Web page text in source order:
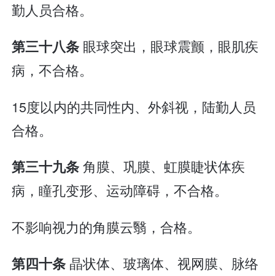
勤人员合格。
第三十八条 眼球突出，眼球震颤，眼肌疾
病，不合格。
15度以内的共同性内、外斜视，陆勤人员
合格。
第三十九条角膜、巩膜、虹膜睫状体疾
病，瞳孔变形、运动障碍，不合格。
不影响视力的角膜云翳，合格。
第四十条 晶状体、玻璃体、视网膜、脉络